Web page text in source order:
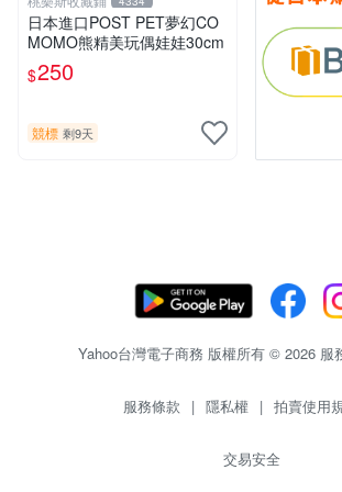
日本進口POST PET夢幻CO
MOMO熊精美玩偶娃娃30cm
$250
競標 剩9天
Yahoo台灣電子商務 版權所有 © 2026 服
服務條款 | 隱私權 | 拍賣使用
交易安全